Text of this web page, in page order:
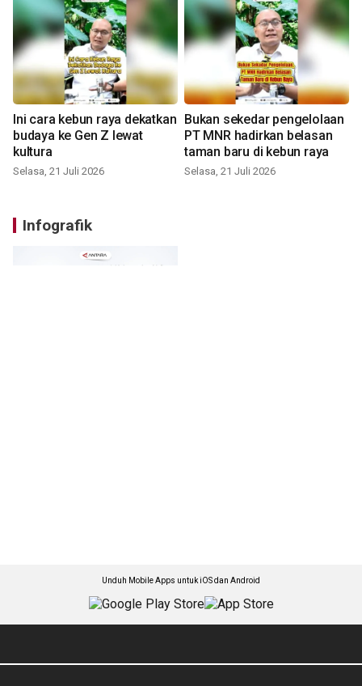
Ini cara kebun raya dekatkan
budaya ke Gen Z lewat
kultura
Selasa, 21 Juli 2026
Bukan sekedar pengelolaan
PT MNR hadirkan belasan
taman baru di kebun raya
Selasa, 21 Juli 2026
Infografik
Unduh Mobile Apps untuk iOS dan Android